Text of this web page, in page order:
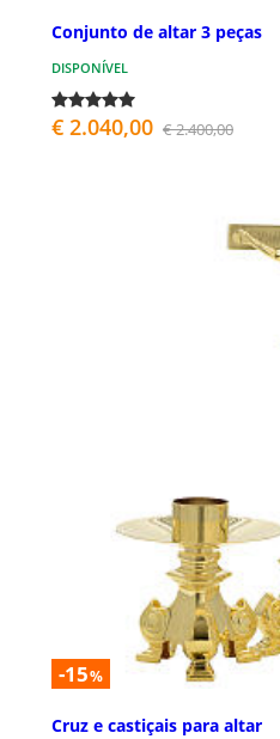
Conjunto de altar 3 peças
DISPONÍVEL
€ 2.040,00 € 2.400,00
-15%
Cruz e castiçais para altar